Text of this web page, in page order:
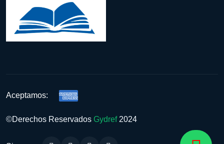
Aceptamos:
©Derechos Reservados Gydref 2024